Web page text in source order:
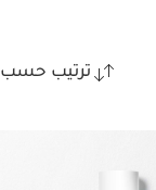
ترتيب حسب